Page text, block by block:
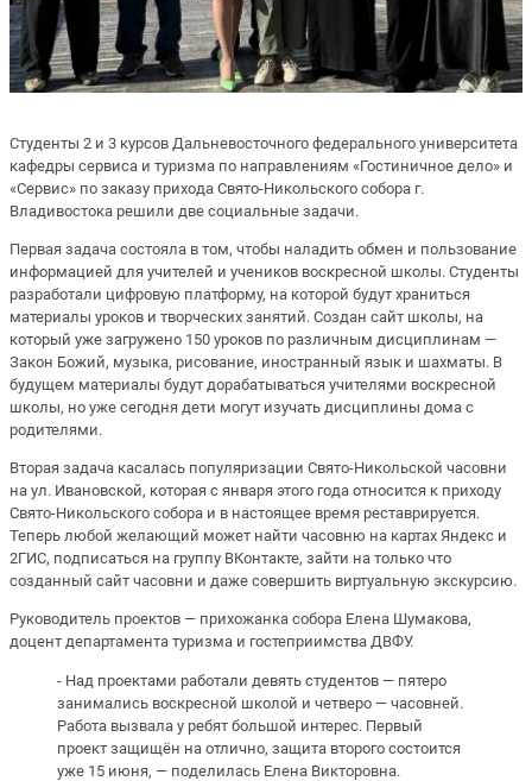
Студенты 2 и 3 курсов Дальневосточного федерального университета
кафедры сервиса и туризма по направлениям «Гостиничное дело» и
«Сервис» по заказу прихода Свято-Никольского собора г.
Владивостока решили две социальные задачи.
Первая задача состояла в том, чтобы наладить обмен и пользование
информацией для учителей и учеников воскресной школы. Студенты
разработали цифровую платформу, на которой будут храниться
материалы уроков и творческих занятий. Создан сайт школы, на
который уже загружено 150 уроков по различным дисциплинам —
Закон Божий, музыка, рисование, иностранный язык и шахматы. В
будущем материалы будут дорабатываться учителями воскресной
школы, но уже сегодня дети могут изучать дисциплины дома с
родителями.
Вторая задача касалась популяризации Свято-Никольской часовни
на ул. Ивановской, которая с января этого года относится к приходу
Свято-Никольского собора и в настоящее время реставрируется.
Теперь любой желающий может найти часовню на картах Яндекс и
2ГИС, подписаться на группу ВКонтакте, зайти на только что
созданный сайт часовни и даже совершить виртуальную экскурсию.
Руководитель проектов — прихожанка собора Елена Шумакова,
доцент департамента туризма и гостеприимства ДВФУ.
- Над проектами работали девять студентов — пятеро
занимались воскресной школой и четверо — часовней.
Работа вызвала у ребят большой интерес. Первый
проект защищён на отлично, защита второго состоится
уже 15 июня, — поделилась Елена Викторовна.